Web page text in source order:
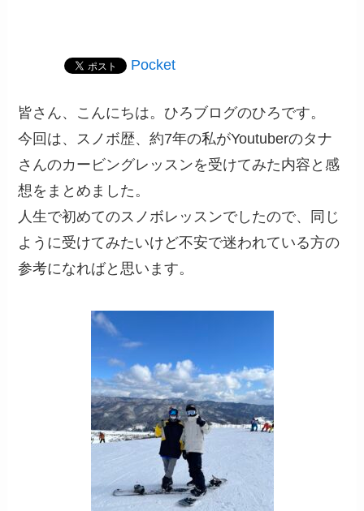
Pocket
皆さん、こんにちは。ひろブログのひろです。
今回は、スノボ歴、約7年の私がYoutuberのタナ
さんのカービングレッスンを受けてみた内容と感
想をまとめました。
人生で初めてのスノボレッスンでしたので、同じ
ように受けてみたいけど不安で迷われている方の
参考になればと思います。